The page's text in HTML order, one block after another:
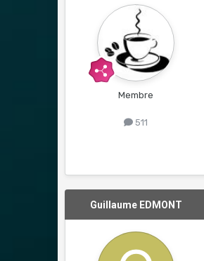
Membre
511
Guillaume EDMONT